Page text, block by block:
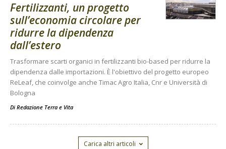
Fertilizzanti, un progetto
sull’economia circolare per
ridurre la dipendenza
dall’estero
Trasformare scarti organici in fertilizzanti bio-based per ridurre la
dipendenza dalle importazioni. È l'obiettivo del progetto europeo
ReLeaf, che coinvolge anche Timac Agro Italia, Cnr e Università di
Bologna
Di Redazione Terra e Vita
Carica altri articoli